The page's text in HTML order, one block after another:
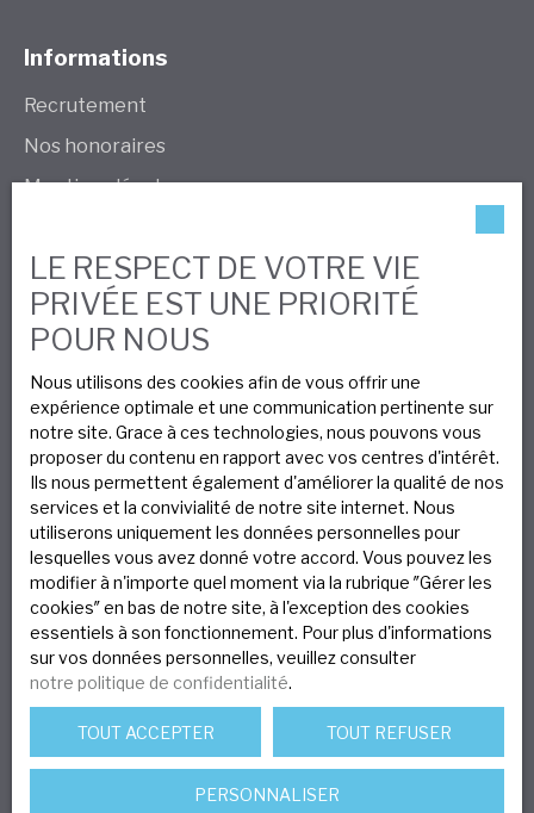
Informations
Recrutement
Nos honoraires
Mentions légales
Plan du site
Gérer les cookies
Propulsé par
Nous contacter
Nos agences
LE RESPECT DE VOTRE VIE
PRIVÉE EST UNE PRIORITÉ
POUR NOUS
Nous utilisons des cookies afin de vous offrir une
expérience optimale et une communication pertinente sur
notre site. Grace à ces technologies, nous pouvons vous
proposer du contenu en rapport avec vos centres d'intérêt.
Ils nous permettent également d'améliorer la qualité de nos
services et la convivialité de notre site internet. Nous
utiliserons uniquement les données personnelles pour
lesquelles vous avez donné votre accord. Vous pouvez les
modifier à n'importe quel moment via la rubrique ″Gérer les
cookies″ en bas de notre site, à l'exception des cookies
essentiels à son fonctionnement. Pour plus d'informations
sur vos données personnelles, veuillez consulter
notre politique de confidentialité.
TOUT ACCEPTER TOUT REFUSER
PERSONNALISER